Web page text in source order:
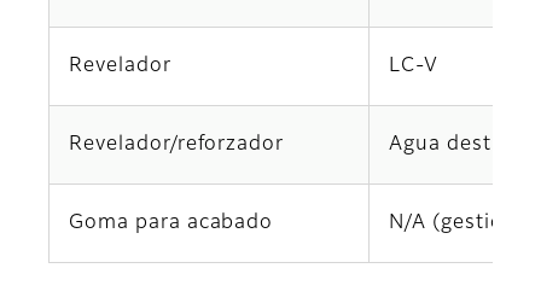
Revelador LC-V
Revelador/reforzador Agua destilada
Goma para acabado N/A